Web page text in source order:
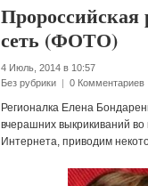
Пророссийская
сеть (ФОТО)
4 Июль, 2014 в 10:57
Без рубрики
| 0 Комментариев
Регионалка Елена
вчерашних выкрикиваний
Интернета, приводим